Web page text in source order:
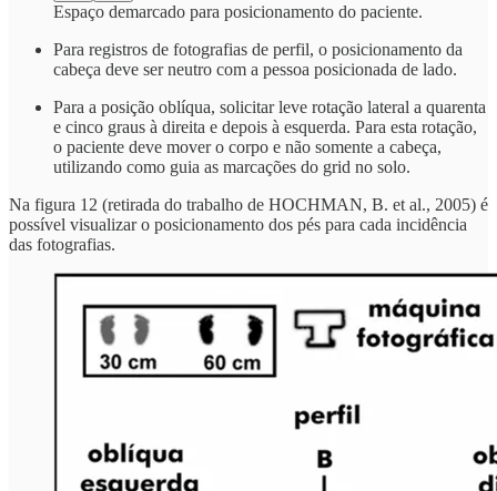
Espaço demarcado para posicionamento do paciente.
Para registros de fotografias de perfil, o posicionamento da
cabeça deve ser neutro com a pessoa posicionada de lado.
Para a posição oblíqua, solicitar leve rotação lateral a quarenta
e cinco graus à direita e depois à esquerda. Para esta rotação,
o paciente deve mover o corpo e não somente a cabeça,
utilizando como guia as marcações do grid no solo.
Na figura 12 (retirada do trabalho de HOCHMAN, B. et al., 2005) é
possível visualizar o posicionamento dos pés para cada incidência
das fotografias.